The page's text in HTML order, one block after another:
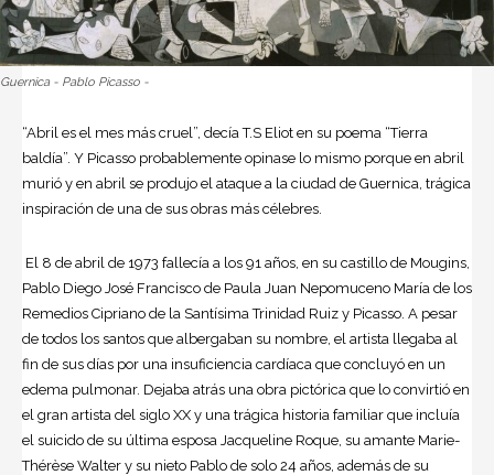
Guernica - Pablo Picasso -
“Abril es el mes más cruel”, decía T.S Eliot en su poema “Tierra
baldía”. Y Picasso probablemente opinase lo mismo porque en abril
murió y en abril se produjo el ataque a la ciudad de Guernica, trágica
inspiración de una de sus obras más célebres.
El 8 de abril de 1973 fallecía a los 91 años, en su castillo de Mougins,
Pablo Diego José Francisco de Paula Juan Nepomuceno María de los
Remedios Cipriano de la Santísima Trinidad Ruiz y Picasso. A pesar
de todos los santos que albergaban su nombre, el artista llegaba al
fin de sus días por una insuficiencia cardíaca que concluyó en un
edema pulmonar. Dejaba atrás una obra pictórica que lo convirtió en
el gran artista del siglo XX y una trágica historia familiar que incluía
el suicido de su última esposa Jacqueline Roque, su amante Marie-
Thérèse Walter y su nieto Pablo de solo 24 años, además de su